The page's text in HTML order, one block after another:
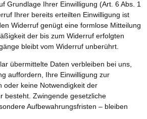
Grundlage Ihrer Einwilligung (Art. 6 Abs. 1
Ihrer bereits erteilten Einwilligung ist
Widerruf genügt eine formlose Mitteilung
der bis zum Widerruf erfolgten
bleibt vom Widerruf unberührt.
übermittelte Daten verbleiben bei uns,
auffordern, Ihre Einwilligung zur
oder keine Notwendigkeit der
besteht. Zwingende gesetzliche
Aufbewahrungsfristen – bleiben